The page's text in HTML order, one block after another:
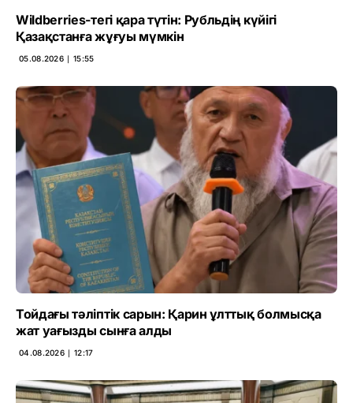
Wildberries-тегі қара түтін: Рубльдің күйігі
Қазақстанға жұғуы мүмкін
05.08.2026 ∣ 15:55
Тойдағы тәліптік сарын: Қарин ұлттық болмысқа
жат уағызды сынға алды
04.08.2026 ∣ 12:17